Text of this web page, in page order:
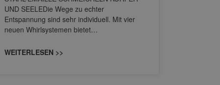
UND SEELEDie Wege zu echter
Entspannung sind sehr individuell. Mit vier
neuen Whirlsystemen bietet…
WEITERLESEN >>